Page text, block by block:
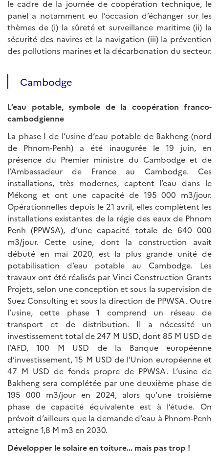
le cadre de la journée de coopération technique, le
panel a notamment eu l’occasion d’échanger sur les
thèmes de (i) la sûreté et surveillance maritime (ii) la
sécurité des navires et la navigation (iii) la prévention
des pollutions marines et la décarbonation du secteur.
Cambodge
L’eau potable, symbole de la coopération franco-
cambodgienne
La phase I de l’usine d’eau potable de Bakheng (nord
de Phnom-Penh) a été inaugurée le 19 juin, en
présence du Premier ministre du Cambodge et de
l’Ambassadeur de France au Cambodge. Ces
installations, très modernes, captent l’eau dans le
Mékong et ont une capacité de 195 000 m3/jour.
Opérationnelles depuis le 21 avril, elles complètent les
installations existantes de la régie des eaux de Phnom
Penh (PPWSA), d’une capacité totale de 640 000
m3/jour. Cette usine, dont la construction avait
débuté en mai 2020, est la plus grande unité de
potabilisation d’eau potable au Cambodge. Les
travaux ont été réalisés par Vinci Construction Grants
Projets, selon une conception et sous la supervision de
Suez Consulting et sous la direction de PPWSA. Outre
l’usine, cette phase 1 comprend un réseau de
transport et de distribution. Il a nécessité un
investissement total de 247 M USD, dont 85 M USD de
l’AFD, 100 M USD de la Banque européenne
d’investissement, 15 M USD de l’Union européenne et
47 M USD de fonds propre de PPWSA. L’usine de
Bakheng sera complétée par une deuxième phase de
195 000 m3/jour en 2024, alors qu’une troisième
phase de capacité équivalente est à l’étude. On
prévoit d’ailleurs que la demande d’eau à Phnom-Penh
atteigne 1,8 M m3 en 2030.
Développer le solaire en toiture… mais pas trop !